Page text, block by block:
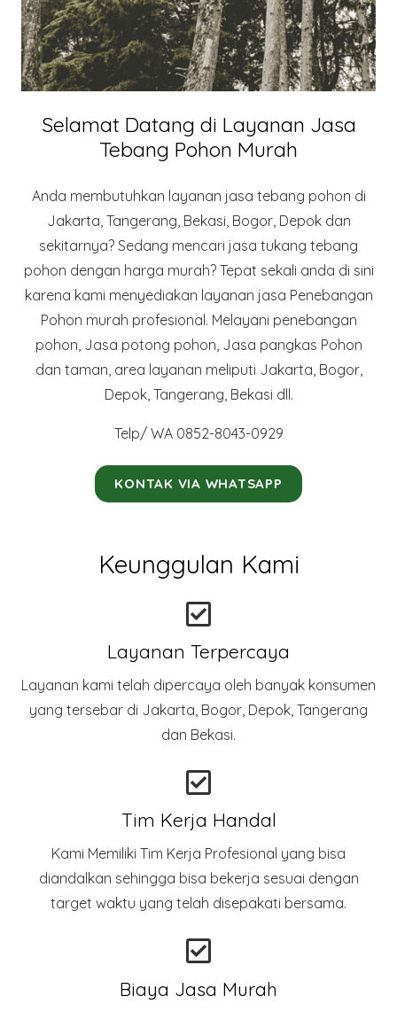
Selamat Datang di Layanan Jasa
Tebang Pohon Murah
Anda membutuhkan layanan jasa tebang pohon di
Jakarta, Tangerang, Bekasi, Bogor, Depok dan
sekitarnya? Sedang mencari jasa tukang tebang
pohon dengan harga murah? Tepat sekali anda di sini
karena kami menyediakan layanan jasa Penebangan
Pohon murah profesional. Melayani penebangan
pohon, Jasa potong pohon, Jasa pangkas Pohon
dan taman, area layanan meliputi Jakarta, Bogor,
Depok, Tangerang, Bekasi dll.
Telp/ WA 0852-8043-0929
KONTAK VIA WHATSAPP
Keunggulan Kami
Layanan Terpercaya
Layanan kami telah dipercaya oleh banyak konsumen
yang tersebar di Jakarta, Bogor, Depok, Tangerang
dan Bekasi.
Tim Kerja Handal
Kami Memiliki Tim Kerja Profesional yang bisa
diandalkan sehingga bisa bekerja sesuai dengan
target waktu yang telah disepakati bersama.
Biaya Jasa Murah